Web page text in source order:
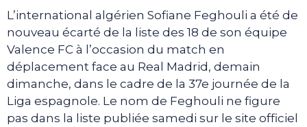
L’international algérien Sofiane Feghouli a été de
nouveau écarté de la liste des 18 de son équipe
Valence FC à l’occasion du match en
déplacement face au Real Madrid, demain
dimanche, dans le cadre de la 37e journée de la
Liga espagnole. Le nom de Feghouli ne figure
pas dans la liste publiée samedi sur le site officiel